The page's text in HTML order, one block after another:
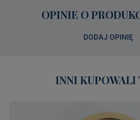
OPINIE O
DODAJ OPINIĘ
INNI KUPOWALI